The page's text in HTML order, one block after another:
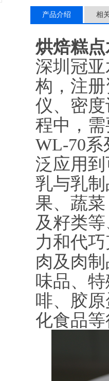
产品介绍 相
烘焙糕
深圳冠
构，注
仪、密
程中，
WL-70系
泛应用
乳与乳
果、蔬
及籽类
力和代
肉及肉
味品、
啡、胶
化食品